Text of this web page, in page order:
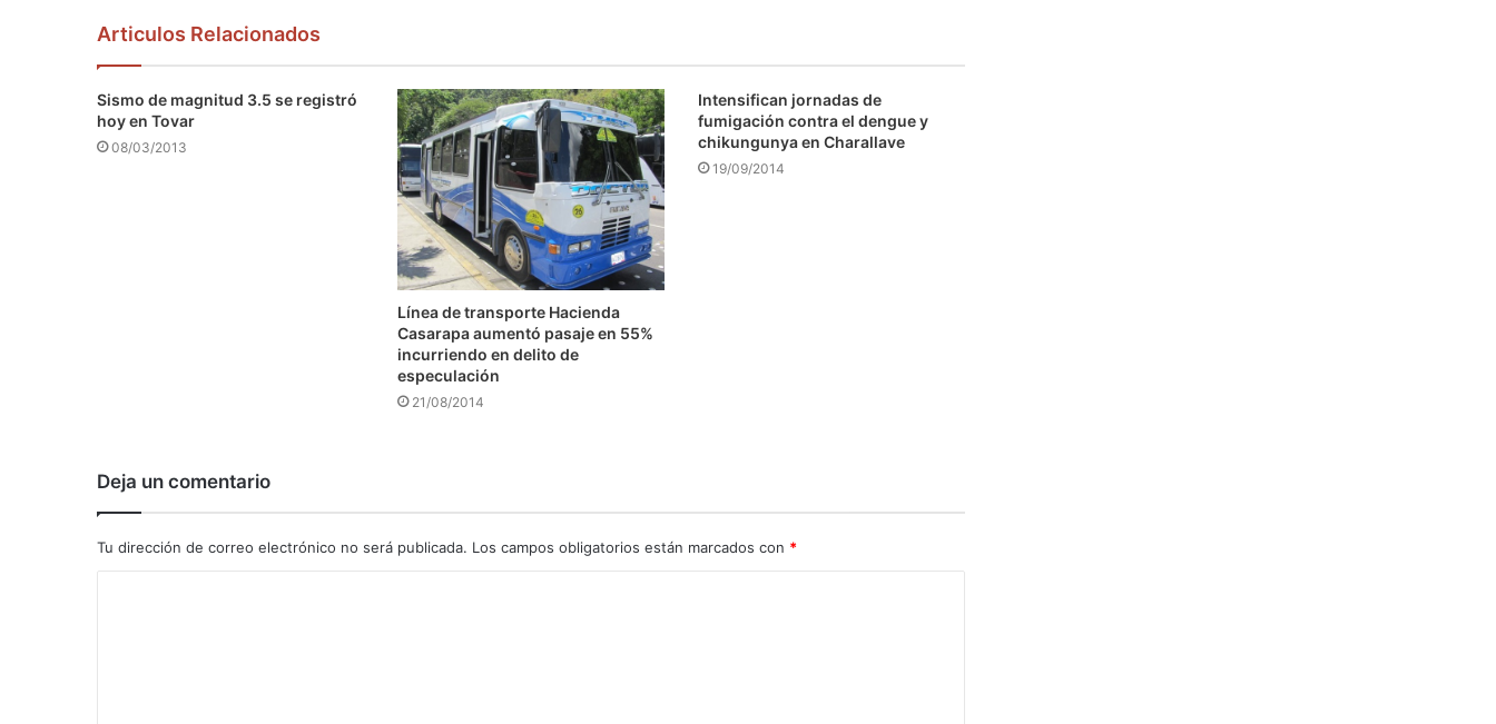
Articulos Relacionados
Sismo de magnitud 3.5 se registró
hoy en Tovar
08/03/2013
Línea de transporte Hacienda
Casarapa aumentó pasaje en 55%
incurriendo en delito de
especulación
21/08/2014
Intensifican jornadas de
fumigación contra el dengue y
chikungunya en Charallave
19/09/2014
Deja un comentario
Tu dirección de correo electrónico no será publicada. Los campos obligatorios están marcados con *